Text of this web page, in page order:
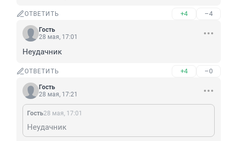
ОТВЕТИТЬ +4 –4
Гость
28 мая, 17:01
Неудачник
ОТВЕТИТЬ +4 –0
Гость
28 мая, 17:21
Гость28 мая, 17:01
Неудачник